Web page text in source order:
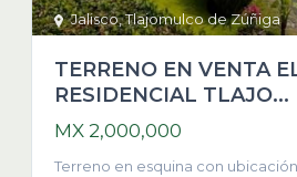
Jalisco,Tlajomulco de Zúñiga
TERRENO EN VENTA
RESIDENCIAL TLAJO...
MX 2,000,000
Terreno en esquina con